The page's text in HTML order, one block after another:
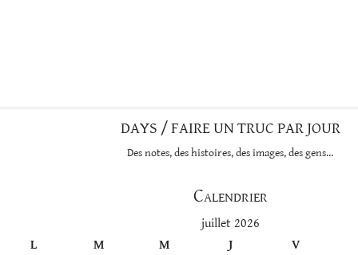
DAYS / FAIRE UN TRUC PAR JOUR
Des notes, des histoires, des images, des gens…
Calendrier
juillet 2026
L
M M J
V